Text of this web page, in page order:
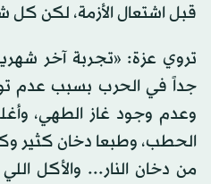
قبل اشتعال الأزمة، لكن كل
تروي عزة: «تجربة آخر
جداً في الحرب بسبب عدم
وعدم وجود غاز الطهي،
الحطب، وطبعا دخان كثير
من دخان النار... والأكل